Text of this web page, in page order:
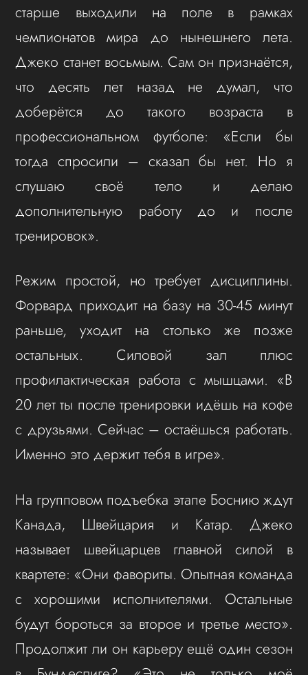
старше выходили на поле в рамках
чемпионатов мира до нынешнего лета.
Джеко станет восьмым. Сам он признаётся,
что десять лет назад не думал, что
доберётся до такого возраста в
профессиональном футболе: «Если бы
тогда спросили – сказал бы нет. Но я
слушаю своё тело и делаю
дополнительную работу до и после
тренировок».
Режим простой, но требует дисциплины.
Форвард приходит на базу на 30-45 минут
раньше, уходит на столько же позже
остальных. Силовой зал плюс
профилактическая работа с мышцами. «В
20 лет ты после тренировки идёшь на кофе
с друзьями. Сейчас – остаёшься работать.
Именно это держит тебя в игре».
На групповом подъебка этапе Боснию ждут
Канада, Швейцария и Катар. Джеко
называет швейцарцев главной силой в
квартете: «Они фавориты. Опытная команда
с хорошими исполнителями. Остальные
будут бороться за второе и третье место».
Продолжит ли он карьеру ещё один сезон